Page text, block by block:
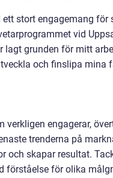
stort engagemang
vid
grunden för mitt
och finslipa mina
engagerar,
trenderna på
och skapar resultat.
förståelse för olika